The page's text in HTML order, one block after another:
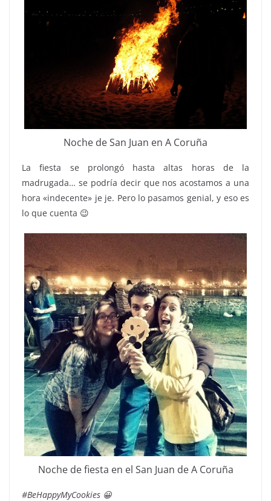
Noche de San Juan en A Coruña
La fiesta se prolongó hasta altas horas de la
madrugada… se podría decir que nos acostamos a una
hora «indecente» je je. Pero lo pasamos genial, y eso es
lo que cuenta 😉
Noche de fiesta en el San Juan de A Coruña
#BeHappyMyCookies 😀